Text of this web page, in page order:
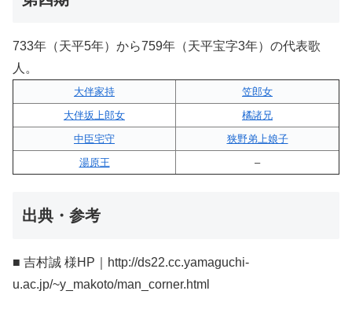
733年（天平5年）から759年（天平宝字3年）の代表歌
人。
大伴家持
笠郎女
大伴坂上郎女
橘諸兄
中臣宅守
狭野弟上娘子
湯原王
–
出典・参考
■ 吉村誠 様HP｜http://ds22.cc.yamaguchi-
u.ac.jp/~y_makoto/man_corner.html